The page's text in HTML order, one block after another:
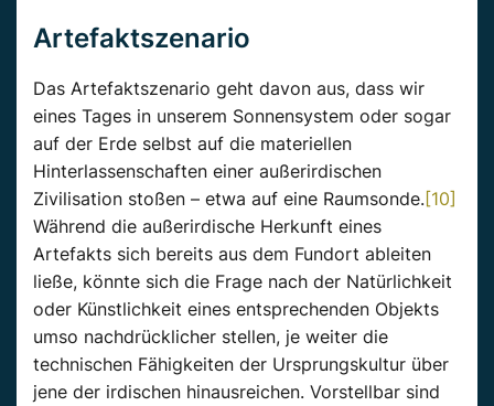
Artefaktszenario
Das Artefaktszenario geht davon aus, dass wir
eines Tages in unserem Sonnensystem oder sogar
auf der Erde selbst auf die materiellen
Hinterlassenschaften einer außerirdischen
Zivilisation stoßen – etwa auf eine Raumsonde.[10]
Während die außerirdische Herkunft eines
Artefakts sich bereits aus dem Fundort ableiten
ließe, könnte sich die Frage nach der Natürlichkeit
oder Künstlichkeit eines entsprechenden Objekts
umso nachdrücklicher stellen, je weiter die
technischen Fähigkeiten der Ursprungskultur über
jene der irdischen hinausreichen. Vorstellbar sind